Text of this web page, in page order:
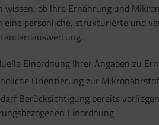
wissen, ob Ihre Ernährung und
eine persönliche, strukturierte und
Einordnung Ihrer Angaben zu
Orientierung zur
Berücksichtigung bereits
Einordnung